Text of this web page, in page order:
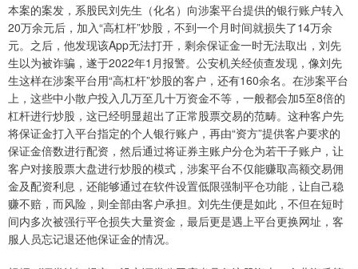
本案的案发，系股民刘先生（化名）向涉案平台提供的银行账户转入
20万余元后，加入“高杠杆”炒股，不到一个月时间就损失了14万余
元。之后，他发现该App无法打开，剩余保证金一时无法取出，刘先
生以为被诈骗，遂于2022年1月报警。公安机关经侦查发现，像刘先
生这样在涉案平台用“高杠杆”炒股的客户，还有160余名。在涉案平台
上，这些中小散户投入几万至几十万资金不等，一般都会加5至8倍的
杠杆进行炒股，这已经明显超出了正常股票交易的范畴。这种客户先
将保证金打入平台指定的个人银行账户，再由“资方”提供客户要求的
保证金倍数进行配资，然后通过将证券主账户分仓为若干子账户，让
客户对接股票大盘进行炒股的模式，涉案平台不仅能赚取高额交易佣
金及配资利息，还能够通过在软件设置低限强制平仓功能，让自己稳
赚不赔，而风险，则全部由客户承担。刘先生便是如此，不但在短时
间内多次被强行平仓损失大量资金，最后更是遇上平台更换网址，客
服人员忘记退还他保证金的情况。